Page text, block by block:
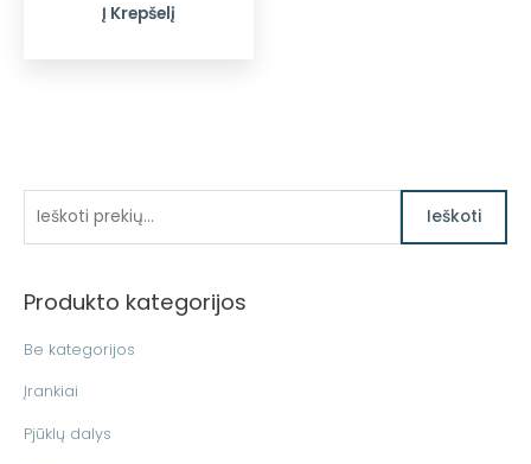
k
i
Ieškoti
Produkto kategorijos
Be kategorijos
Įrankiai
Pjūklų dalys
Į Krepšelį